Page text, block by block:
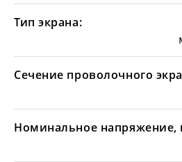
Тип экрана:
Сечение проволочного
Номинальное напряжение,